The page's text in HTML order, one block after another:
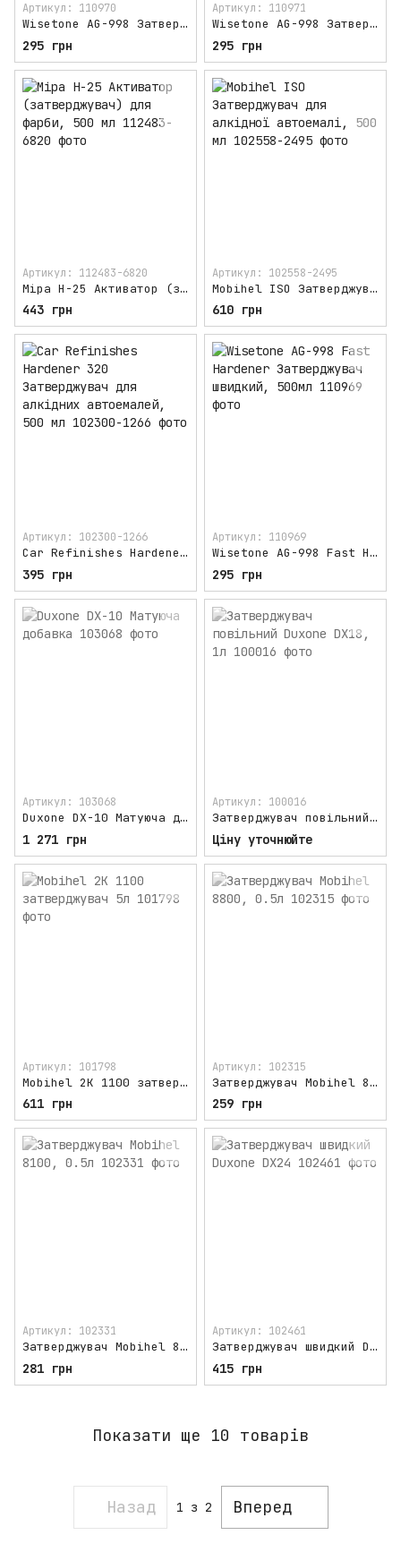
Артикул: 110970
Wisetone AG-998 Затверджувач повільний, 500 мл
295 грн
Артикул: 110971
Wisetone AG-998 Затверджувач стандартний, 500 мл
295 грн
Артикул: 112483-6820
Mipa H-25 Активатор (затверджувач) для фарби, 500 мл
443 грн
Артикул: 102558-2495
Mobihel ISO Затверджувач для алкідної автоемалі, 500 мл
610 грн
Артикул: 102300-1266
Car Refinishes Hardener 320 Затверджувач для алкідних автоемалей, 500 мл
395 грн
Артикул: 110969
Wisetone AG-998 Fast Hardener Затверджувач швидкий, 500мл
295 грн
Артикул: 103068
Duxone DX-10 Матуюча добавка
1 271 грн
Артикул: 100016
Затверджувач повільний Duxone DX18, 1л
Ціну уточнюйте
Артикул: 101798
Mobihel 2K 1100 затверджувач 5л
611 грн
Артикул: 102315
Затверджувач Mobihel 8800, 0.5л
259 грн
Артикул: 102331
Затверджувач Mobihel 8100, 0.5л
281 грн
Артикул: 102461
Затверджувач швидкий Duxone DX24
415 грн
Показати ще 10 товарів
Назад 1 з 2 Вперед